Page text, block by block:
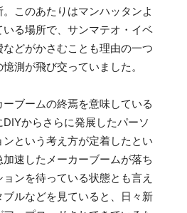
このあたりはマンハッタンよ
いる場所で、サンマテオ・イベ
どがかさむことも理由の一つ
測が飛び交っていました。
ブームの終焉を意味している
からさらに発展したパーソ
という考え方が定着したとい
速したメーカーブームが落ち
ンを待っている状態とも言え
ブルなどを見ていると、日々新